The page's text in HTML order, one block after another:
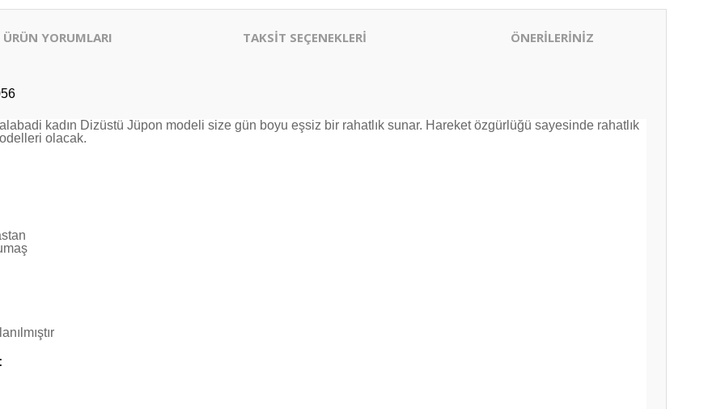
ÜRÜN YORUMLARI TAKSİT SEÇENEKLERİ ÖNERİLERİNİZ
kadın Dizüstü Jüpon modeli size gün boyu eşsiz bir rahatlık sunar. Hareket özgürlüğü sayesinde rahatlık
olacak.